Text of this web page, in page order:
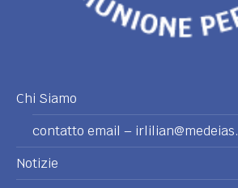
Chi Siamo
contatto email –
Notizie